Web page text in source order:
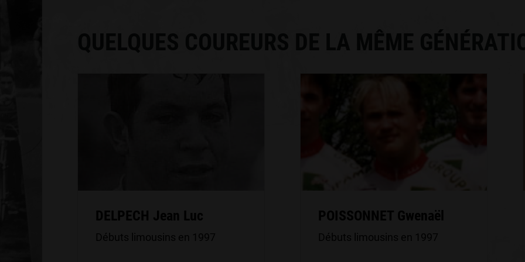
DELPECH Jean Luc
Débuts limousins en 1997
POISSONNET Gwenaël
Débuts limousins en 1997